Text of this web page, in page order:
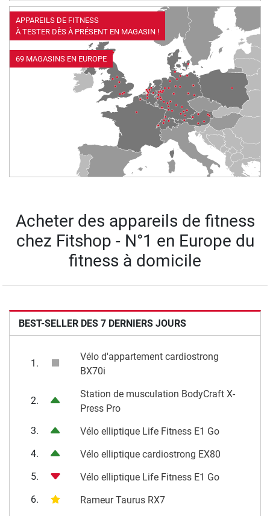
APPAREILS DE FITNESS
À TESTER DÈS À PRÉSENT EN MAGASIN !
69 MAGASINS EN EUROPE
Acheter des appareils de fitness
chez Fitshop - N°1 en Europe du
fitness à domicile
BEST-SELLER DES 7 DERNIERS JOURS
1.
Vélo d'appartement cardiostrong
BX70i
2.
Station de musculation BodyCraft X-
Press Pro
3.
Vélo elliptique Life Fitness E1 Go
4.
Vélo elliptique cardiostrong EX80
5.
Vélo elliptique Life Fitness E1 Go
6.
Rameur Taurus RX7